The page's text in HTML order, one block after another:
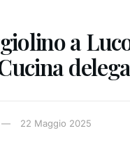
a
22 Maggio 2025